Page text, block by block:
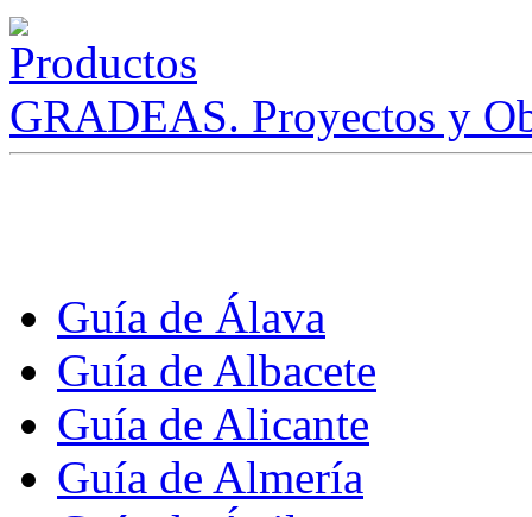
GRADEAS. Proyectos y
Guía de Álava
Guía de Albacete
Guía de Alicante
Guía de Almería